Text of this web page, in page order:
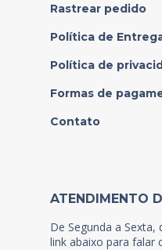
Rastrear pedido
Política de
Política de
Formas de
Contato
ATENDIMENTO
De Segunda a Sexta,
link abaixo para falar